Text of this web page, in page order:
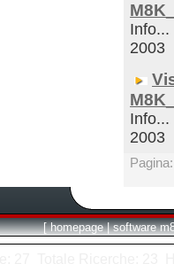
Info...
2003
Info...
2003
[ homepage | software